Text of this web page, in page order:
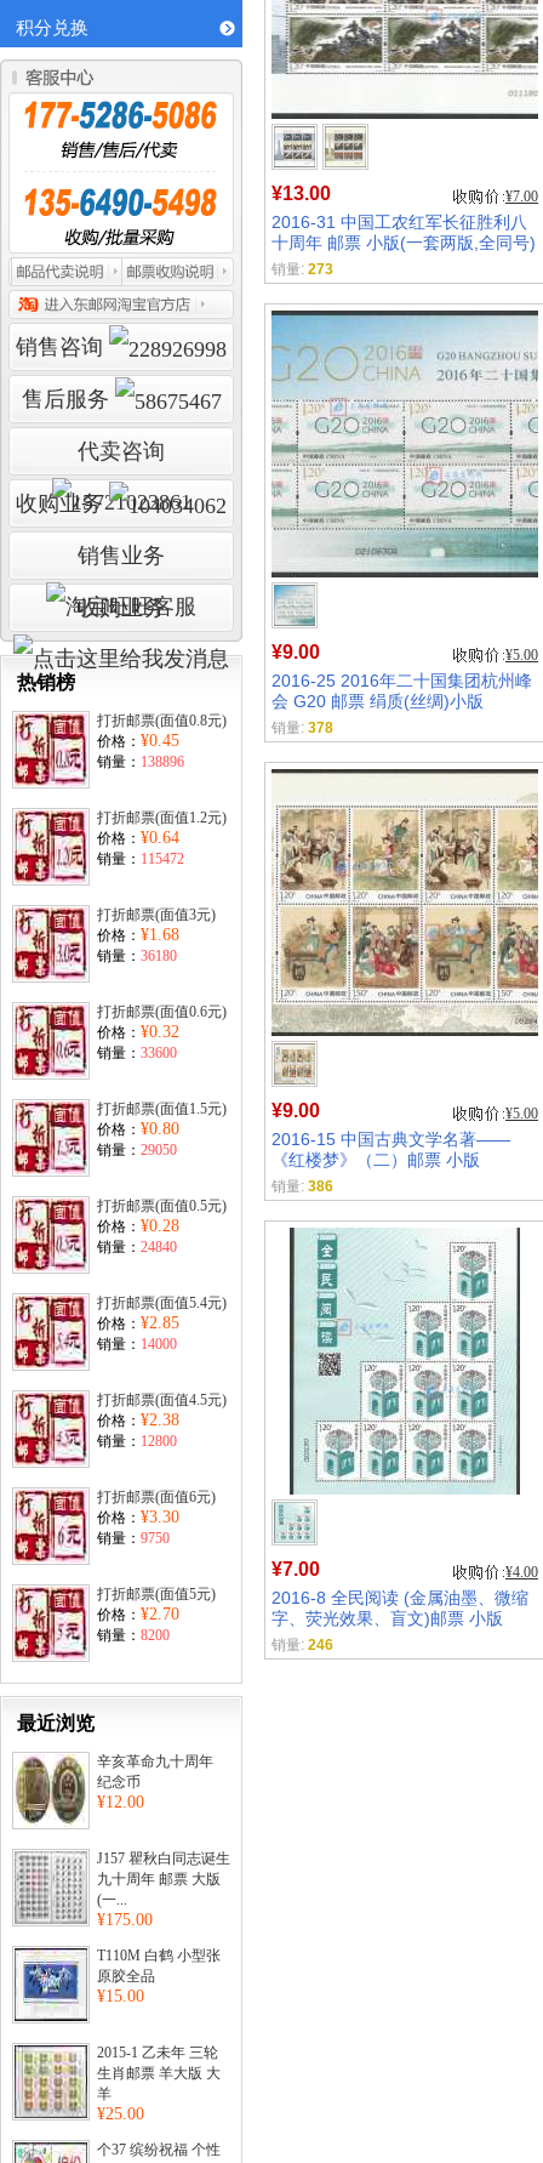
积分兑换
销售咨询
售后服务
代卖咨询
收购业务
销售业务
收购业务
热销榜
打折邮票(面值0.8元)
价格： ¥0.45
销量： 138896
打折邮票(面值1.2元)
价格： ¥0.64
销量： 115472
打折邮票(面值3元)
价格： ¥1.68
销量： 36180
打折邮票(面值0.6元)
价格： ¥0.32
销量： 33600
打折邮票(面值1.5元)
价格： ¥0.80
销量： 29050
打折邮票(面值0.5元)
价格： ¥0.28
销量： 24840
打折邮票(面值5.4元)
价格： ¥2.85
销量： 14000
打折邮票(面值4.5元)
价格： ¥2.38
销量： 12800
打折邮票(面值6元)
价格： ¥3.30
销量： 9750
打折邮票(面值5元)
价格： ¥2.70
销量： 8200
最近浏览
辛亥革命九十周年
纪念币
¥12.00
J157 瞿秋白同志诞生
九十周年 邮票 大版
(一...
¥175.00
T110M 白鹤 小型张
原胶全品
¥15.00
2015-1 乙未年 三轮
生肖邮票 羊大版 大
羊
¥25.00
个37 缤纷祝福 个性
¥13.00 ¥7.00
2016-31 中国工农红军长征胜利八
十周年 邮票 小版(一套两版,全同号)
销量: 273
¥9.00 ¥5.00
2016-25 2016年二十国集团杭州峰
会 G20 邮票 绢质(丝绸)小版
销量: 378
¥9.00 ¥5.00
2016-15 中国古典文学名著——
《红楼梦》（二）邮票 小版
销量: 386
¥7.00 ¥4.00
2016-8 全民阅读 (金属油墨、微缩
字、荧光效果、盲文)邮票 小版
销量: 246